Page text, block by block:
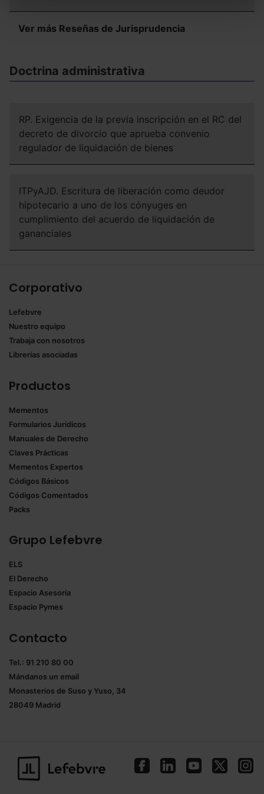
todas las cookies excepto aquellas imprescindibles.
También puedes configurar las cookies y
que sean indispensables para la navegación.
Ver más Reseñas de Jurisprudencia
Doctrina administrativa
RP. Exigencia de la previa inscripción en el RC del
decreto de divorcio que aprueba convenio
regulador de liquidación de bienes
ITPyAJD. Escritura de liberación como deudor
hipotecario a uno de los cónyuges en
cumplimiento del acuerdo de liquidación de
gananciales
Corporativo
Lefebvre
Nuestro equipo
Trabaja con nosotros
Librerías asociadas
Productos
Mementos
Formularios Jurídicos
Manuales de Derecho
Claves Prácticas
Mementos Expertos
Códigos Básicos
Códigos Comentados
Packs
Grupo Lefebvre
ELS
El Derecho
Espacio Asesoría
Espacio Pymes
Contacto
Tel.: 91 210 80 00
Mándanos un email
Monasterios de Suso y Yuso, 34
28049 Madrid